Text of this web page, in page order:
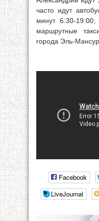
часто идут
минут 6:30-
маршрутные
города Эль-
Facebook
LiveJournal